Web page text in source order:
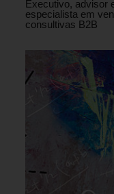
Executivo, advisor
especialista em
consultivas B2B